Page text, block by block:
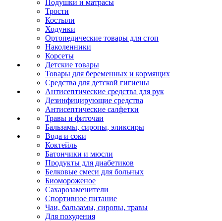
Подушки и матрасы
Трости
Костыли
Ходунки
Ортопедические товары для стоп
Наколенники
Корсеты
Детские товары
Товары для беременных и кормящих
Средства для детской гигиены
Антисептические средства для рук
Дезинфицирующие средства
Антисептические салфетки
Травы и фиточаи
Бальзамы, сиропы, эликсиры
Вода и соки
Коктейль
Батончики и мюсли
Продукты для диабетиков
Белковые смеси для больных
Биомороженое
Сахарозаменители
Спортивное питание
Чаи, бальзамы, сиропы, травы
Для похудения